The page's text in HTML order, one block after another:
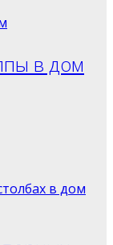
в дом